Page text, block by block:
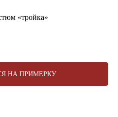
«тройка»
НА ПРИМЕРКУ